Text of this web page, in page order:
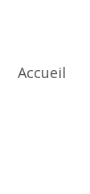
Accueil